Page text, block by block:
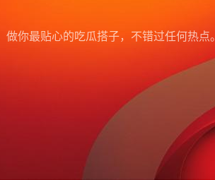
做你最贴心的吃瓜搭子，不错过任何热点。